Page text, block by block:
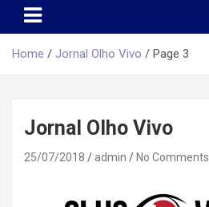
Home Jornal Olho Vivo Page 3
Jornal Olho Vivo
25/07/2018 admin No Comments